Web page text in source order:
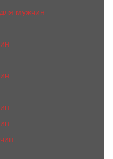
мужчин